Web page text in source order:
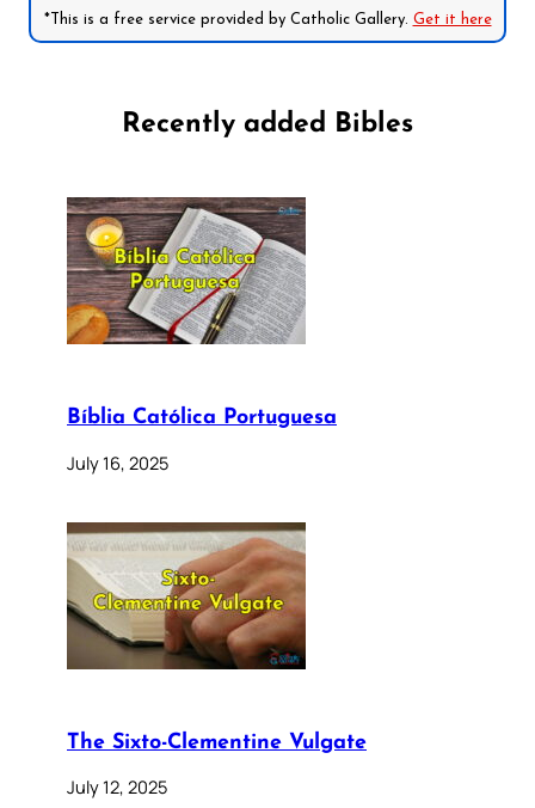
*This is a free service provided by Catholic Gallery. Get it here
Recently added Bibles
Bíblia Católica Portuguesa
July 16, 2025
The Sixto-Clementine Vulgate
July 12, 2025